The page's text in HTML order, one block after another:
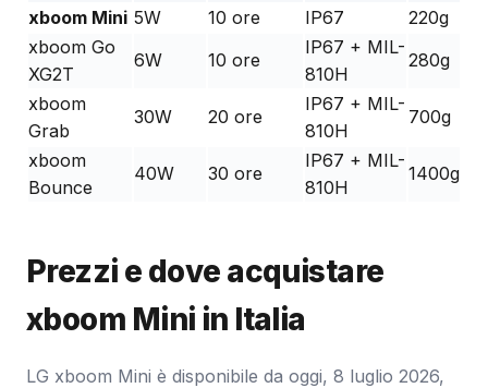
xboom Mini 5W 10 ore IP67
220g
xboom Go
XG2T
6W 10 ore
IP67 + MIL-
810H
280g
xboom
Grab
30W 20 ore
IP67 + MIL-
810H
700g
xboom
Bounce
40W 30 ore
IP67 + MIL-
810H
1400g
Prezzi e dove acquistare
xboom Mini in Italia
LG xboom Mini è disponibile da oggi, 8 luglio 2026,